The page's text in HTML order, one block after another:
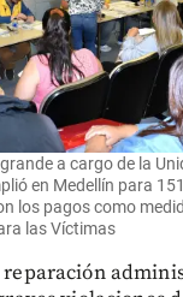
a cargo de la
en Medellín para
los pagos como
las Víctimas
reparación